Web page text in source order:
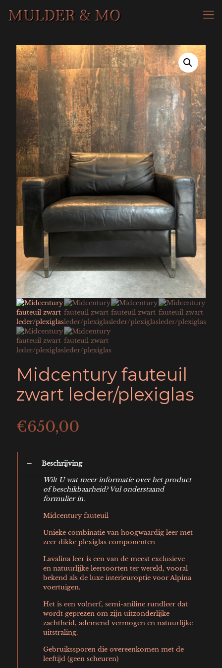
Midcentury fauteuil
zwart leder/plexiglas
€650,00
Beschrijving
Wilt U wat meer informatie over het product
of beschikbaarheid? Vul onderstaand
formulier in.
Midcentury fauteuil
Unieke combinatie van hoogwaardig leer met
zeer dikke plexiglas componenten
Lavalina leer is een van de meest exclusieve
en natuurlijke leersoorten ter wereld, vooral
bekend als de luxe interieuroptie voor Alpina
voertuigen.
Het is een volnerf, semi-aniline rundleer dat
wordt geprezen om zijn uitzonderlijke
zachtheid, ademend vermogen en natuurlijke
uitstraling.
Gebruikssporen die overeenkomen met de
leeftijd (geen scheuren)